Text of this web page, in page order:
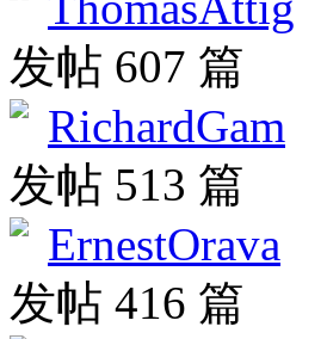
发帖 607 篇
RichardGam
发帖 513 篇
ErnestOrava
发帖 416 篇